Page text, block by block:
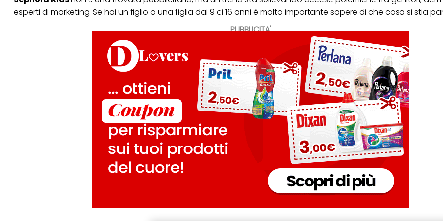
PUBBLICITA'
esperti di marketing. Se hai un figlio o una figlia dai 9 ai 16 anni è molto importante sapere di che cosa si stia